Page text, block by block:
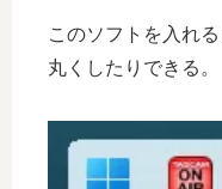
このソフトを入れ
丸くしたりできる。